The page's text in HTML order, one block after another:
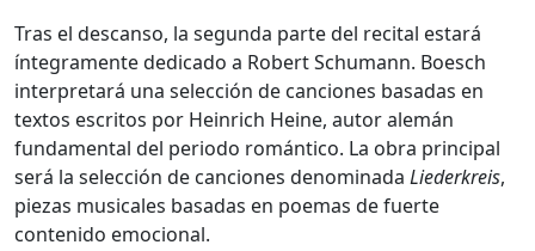
Tras el descanso, la segunda parte del recital estará
íntegramente dedicado a Robert Schumann. Boesch
interpretará una selección de canciones basadas en
textos escritos por Heinrich Heine, autor alemán
fundamental del periodo romántico. La obra principal
será la selección de canciones denominada Liederkreis,
piezas musicales basadas en poemas de fuerte
contenido emocional.